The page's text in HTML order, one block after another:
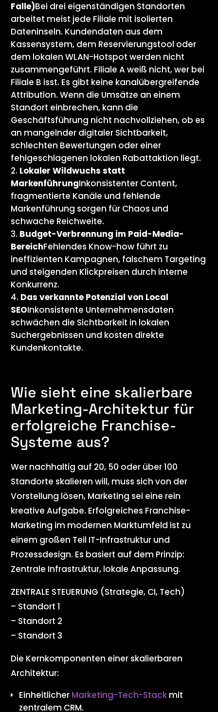
Falle)Bei drei eigenständigen Standorten
arbeitet meist jede Filiale mit isolierten
Dateninseln. Kundendaten aus dem
Kassensystem, dem Reservierungstool oder
dem lokalen WLAN-Hotspot werden nicht
zusammengeführt. Filiale A weiß nicht, wer bei
Filiale B isst. Es gibt keine kanalübergreifende
Attribution. Wenn die Umsätze an einem
Standort einbrechen, kann die
Geschäftsführung nicht nachvollziehen, ob es
an mangelnder digitaler Sichtbarkeit,
schlechten Bewertungen oder einer
fehlgeschlagenen lokalen Rabattaktion liegt.
Lokaler Wildwuchs statt
MarkenführungInkonsistenter Content,
fragmentierte Kanäle und fehlende
Markenführung sorgen für Chaos und
schwache Reichweite.
Budget-Verbrennung im Paid-Media-
BereichFehlendes Know-how führt zu
ineffizienten Kampagnen, falschem Targeting
und steigenden Klickpreisen durch interne
Konkurrenz.
Das verkannte Potenzial von Local
SEOInkonsistente Unternehmensdaten
schwächen die Sichtbarkeit in lokalen
Suchergebnissen und kosten direkte
Kundenkontakte.
Wie sieht eine skalierbare
Marketing-Architektur für
erfolgreiche Franchise-
Systeme aus?
Wer nachhaltig auf 20, 50 oder über 100
Standorte skalieren will, muss sich von der
Vorstellung lösen, Marketing sei eine rein
kreative Aufgabe. Erfolgreiches Franchise-
Marketing im modernen Marktumfeld ist zu
einem großen Teil IT-Infrastruktur und
Prozessdesign. Es basiert auf dem Prinzip:
Zentrale Infrastruktur, lokale Anpassung.
ZENTRALE STEUERUNG (Strategie, CI, Tech)
– Standort 1
– Standort 2
– Standort 3
Die Kernkomponenten einer skalierbaren
Architektur:
Einheitlicher Marketing-Tech-Stack mit
zentralem CRM.